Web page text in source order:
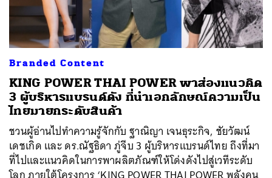
Branded Content
KING POWER THAI POWER พาส่องแนวคิด
3 ผู้บริหารแบรนด์ดัง ที่นำเอกลักษณ์ความเป็น
ไทยมายกระดับสินค้า
ชวนผู้อ่านไปทำความรู้จักกับ ฐาณิญา เจนธุระกิจ, ชัยวัฒน์
เดชเกิด และ ดร.ณัฐธิดา ภู่จีบ 3 ผู้บริหารแบรนด์ไทย ถึงที่มา
ที่ไปและแนวคิดในการพาผลิตภัณฑ์ให้โด่งดังไปสู่เวทีระดับ